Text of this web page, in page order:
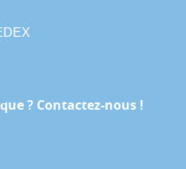
? Contactez-nous !